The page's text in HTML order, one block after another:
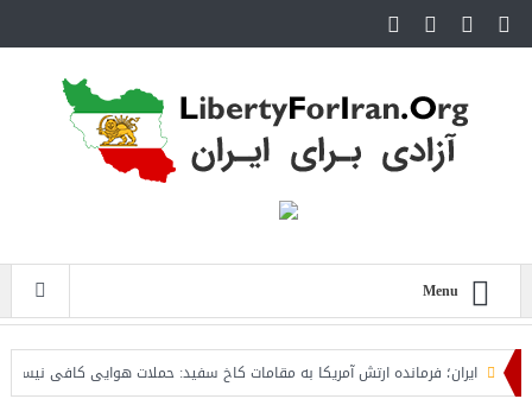
Menu
ایران؛ فرمانده ارتش آمریکا به مقامات کاخ سفید: حملات هوایی کافی نیست